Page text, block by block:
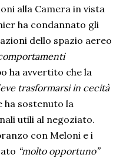
alla Camera in vista
ha condannato gli
dello spazio aereo
ha avvertito che la
trasformarsi in cecità
ha sostenuto la
utili al negoziato.
con Meloni e i
“molto opportuno”